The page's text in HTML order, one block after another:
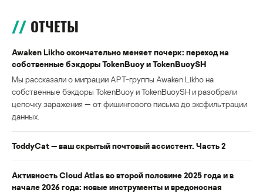
ОТЧЕТЫ
Awaken Likho окончательно меняет почерк: переход на
собственные бэкдоры TokenBuoy и TokenBuoySH
Мы рассказали о миграции APT-группы Awaken Likho на
собственные бэкдоры TokenBuoy и TokenBuoySH и разобрали
цепочку заражения — от фишингового письма до эксфильтрации
данных.
ToddyCat — ваш скрытый почтовый ассистент. Часть 2
Активность Cloud Atlas во второй половине 2025 года и в
начале 2026 года: новые инструменты и вредоносная